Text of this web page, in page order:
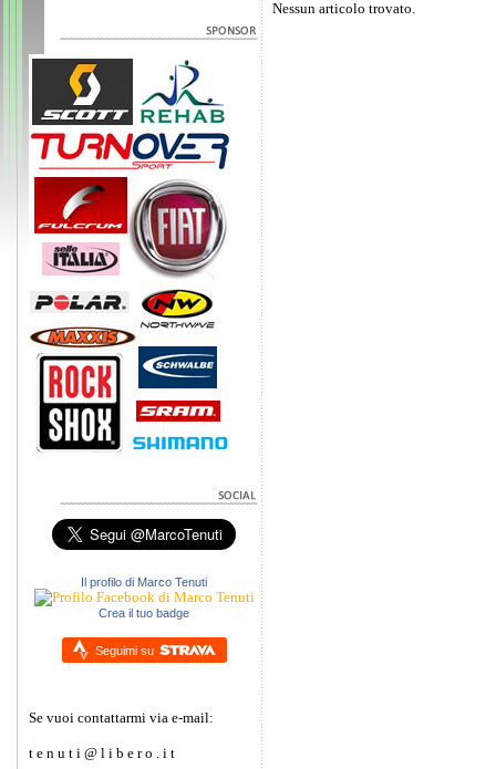
Il profilo di Marco Tenuti
Crea il tuo badge
Seguimi su
Se vuoi contattarmi via e-mail:
t e n u t i @ l i b e r o . i t
Nessun articolo trovato.